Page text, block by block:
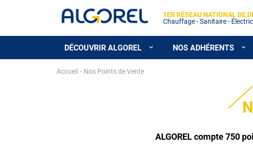
1ER RÉSEAU NATIONAL DE
Chauffage - Sanitaire -
DÉCOUVRIR ALGOREL NOS ADHÉRENTS
Accueil - Nos Points de Vente
ALGOREL compte 750